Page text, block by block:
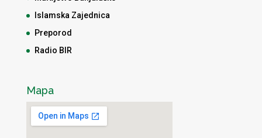
Islamska Zajednica
Preporod
Radio BIR
Mapa